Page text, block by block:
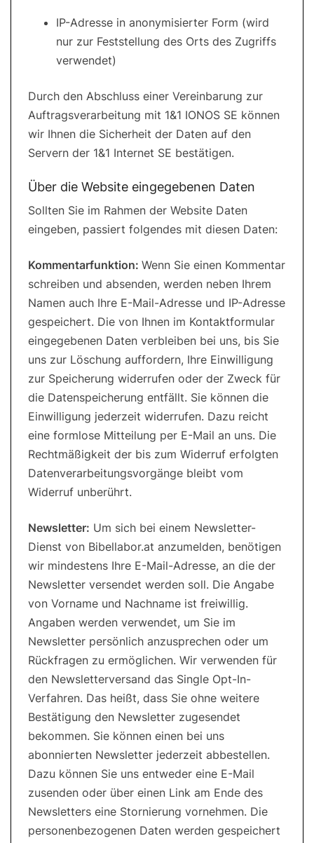
IP-Adresse in anonymisierter Form (wird
nur zur Feststellung des Orts des Zugriffs
verwendet)
Durch den Abschluss einer Vereinbarung zur
Auftragsverarbeitung mit 1&1 IONOS SE können
wir Ihnen die Sicherheit der Daten auf den
Servern der 1&1 Internet SE bestätigen.
Über die Website eingegebenen Daten
Sollten Sie im Rahmen der Website Daten
eingeben, passiert folgendes mit diesen Daten:
Kommentarfunktion: Wenn Sie einen Kommentar
schreiben und absenden, werden neben Ihrem
Namen auch Ihre E-Mail-Adresse und IP-Adresse
gespeichert. Die von Ihnen im Kontaktformular
eingegebenen Daten verbleiben bei uns, bis Sie
uns zur Löschung auffordern, Ihre Einwilligung
zur Speicherung widerrufen oder der Zweck für
die Datenspeicherung entfällt. Sie können die
Einwilligung jederzeit widerrufen. Dazu reicht
eine formlose Mitteilung per E-Mail an uns. Die
Rechtmäßigkeit der bis zum Widerruf erfolgten
Datenverarbeitungsvorgänge bleibt vom
Widerruf unberührt.
Newsletter: Um sich bei einem Newsletter-
Dienst von Bibellabor.at anzumelden, benötigen
wir mindestens Ihre E-Mail-Adresse, an die der
Newsletter versendet werden soll. Die Angabe
von Vorname und Nachname ist freiwillig.
Angaben werden verwendet, um Sie im
Newsletter persönlich anzusprechen oder um
Rückfragen zu ermöglichen. Wir verwenden für
den Newsletterversand das Single Opt-In-
Verfahren. Das heißt, dass Sie ohne weitere
Bestätigung den Newsletter zugesendet
bekommen. Sie können einen bei uns
abonnierten Newsletter jederzeit abbestellen.
Dazu können Sie uns entweder eine E-Mail
zusenden oder über einen Link am Ende des
Newsletters eine Stornierung vornehmen. Die
personenbezogenen Daten werden gespeichert